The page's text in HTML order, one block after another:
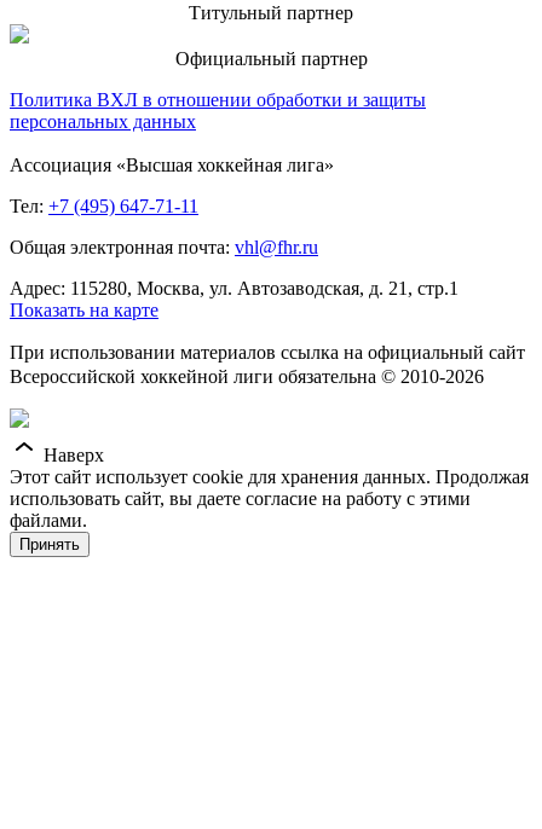
Титульный партнер
Официальный партнер
Политика ВХЛ в отношении обработки и защиты
персональных данных
Ассоциация «Высшая хоккейная лига»
Тел: +7 (495) 647-71-11
Общая электронная почта: vhl@fhr.ru
Адрес: 115280, Москва, ул. Автозаводская, д. 21, стр.1
Показать на карте
При использовании материалов ссылка на официальный сайт
Всероссийской хоккейной лиги обязательна © 2010-2026
Наверх
Этот сайт использует cookie для хранения данных. Продолжая
использовать сайт, вы даете согласие на работу с этими
файлами.
Принять